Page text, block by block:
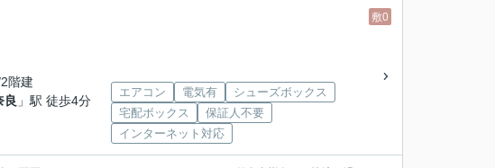
敷0
階建
良 」駅 徒歩4分
エアコン 電気有
シューズボックス
宅配ボックス
保証人不要
インターネット対応